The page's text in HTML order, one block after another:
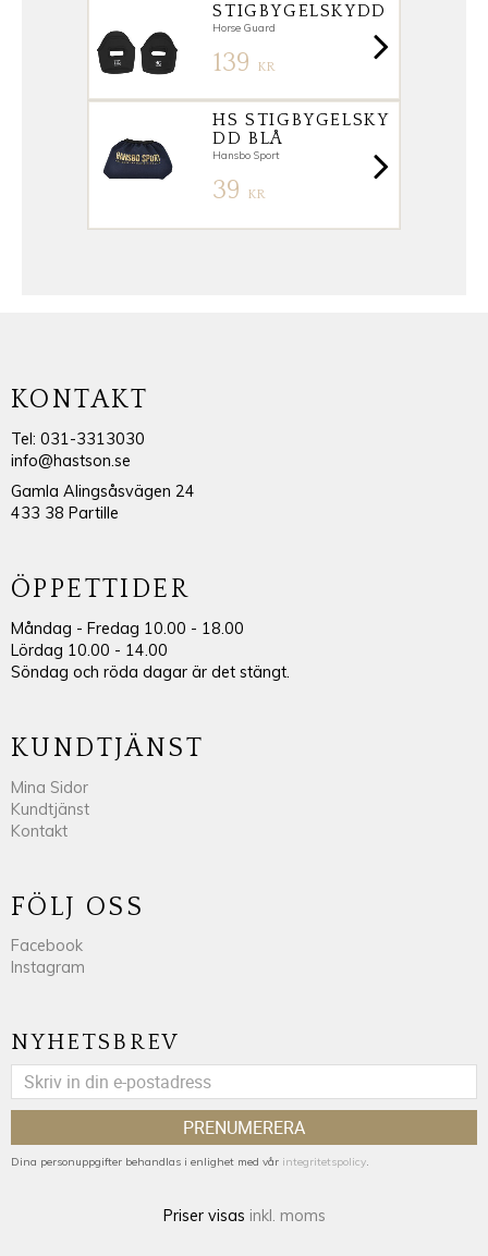
STIGBYGELSKYDD
Horse Guard
139 KR
HS STIGBYGELSKY
DD BLÅ
Hansbo Sport
39 KR
KONTAKT
Tel: 031-3313030
info@hastson.se
Gamla Alingsåsvägen 24
433 38 Partille
ÖPPETTIDER
Måndag - Fredag 10.00 - 18.00
Lördag 10.00 - 14.00
Söndag och röda dagar är det stängt.
KUNDTJÄNST
Mina Sidor
Kundtjänst
Kontakt
FÖLJ OSS
Facebook
Instagram
NYHETSBREV
PRENUMERERA
Dina personuppgifter behandlas i enlighet med vår integritetspolicy.
Priser visas inkl. moms